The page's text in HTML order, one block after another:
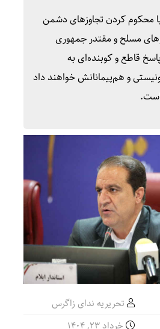
با محکوم کردن تجاوزهای دشمن
مسلح و مقتدر جمهوری
قاطع و کوبنده‌ای به
و هم‌پیمانانش خواهند داد
است.
تحریریه ندای زاگرس
خرداد ۲۳, ۱۴۰۴